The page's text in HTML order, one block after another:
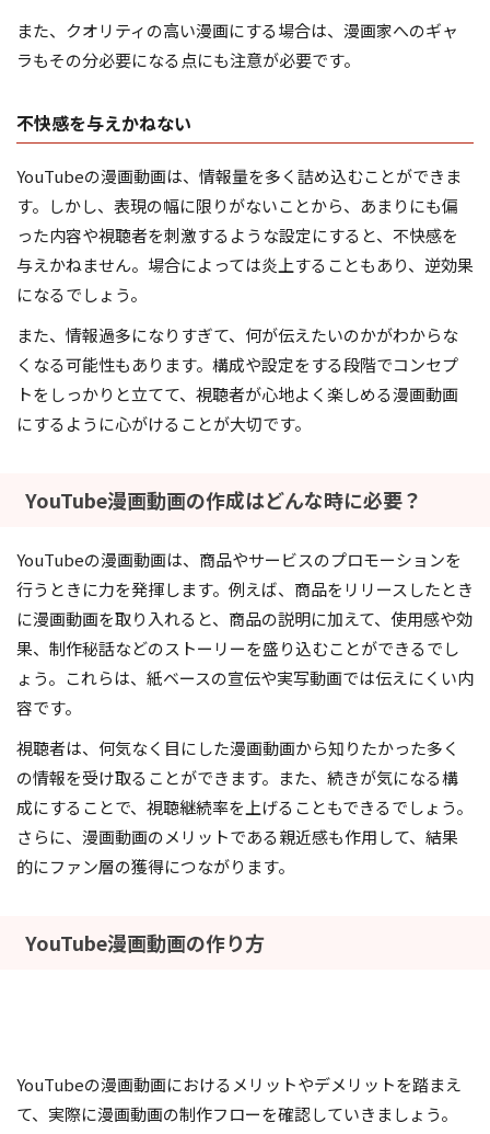
また、クオリティの高い漫画にする場合は、漫画家へのギャ
ラもその分必要になる点にも注意が必要です。
不快感を与えかねない
YouTubeの漫画動画は、情報量を多く詰め込むことができま
す。しかし、表現の幅に限りがないことから、あまりにも偏
った内容や視聴者を刺激するような設定にすると、不快感を
与えかねません。場合によっては炎上することもあり、逆効果
になるでしょう。
また、情報過多になりすぎて、何が伝えたいのかがわからな
くなる可能性もあります。構成や設定をする段階でコンセプ
トをしっかりと立てて、視聴者が心地よく楽しめる漫画動画
にするように心がけることが大切です。
YouTube漫画動画の作成はどんな時に必要？
YouTubeの漫画動画は、商品やサービスのプロモーションを
行うときに力を発揮します。例えば、商品をリリースしたとき
に漫画動画を取り入れると、商品の説明に加えて、使用感や効
果、制作秘話などのストーリーを盛り込むことができるでし
ょう。これらは、紙ベースの宣伝や実写動画では伝えにくい内
容です。
視聴者は、何気なく目にした漫画動画から知りたかった多く
の情報を受け取ることができます。また、続きが気になる構
成にすることで、視聴継続率を上げることもできるでしょう。
さらに、漫画動画のメリットである親近感も作用して、結果
的にファン層の獲得につながります。
YouTube漫画動画の作り方
YouTubeの漫画動画におけるメリットやデメリットを踏まえ
て、実際に漫画動画の制作フローを確認していきましょう。